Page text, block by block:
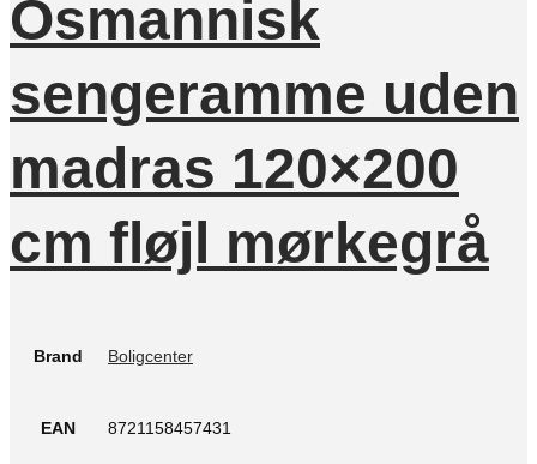
Osmannisk
sengeramme uden
madras 120×200
cm fløjl mørkegrå
Brand Boligcenter
EAN 8721158457431